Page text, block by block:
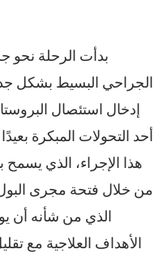
بدأت الرحلة نحو
الجراحي البسيط بشكل
أحد التحولات المبكرة
هذا الإجراء، الذي يسمح
من خلال فتحة مجرى
الذي من شأنه أن
الأهداف العلاجية مع